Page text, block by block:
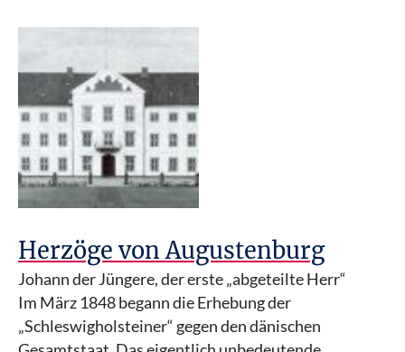
Herzöge von Augustenburg
Johann der Jüngere, der erste „abgeteilte Herr“
Im März 1848 begann die Erhebung der
„Schleswigholsteiner“ gegen den dänischen